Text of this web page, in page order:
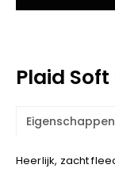
Premier
Projob
Result
Safety
Shugon
Plaid
Eigenschappen
Heerlijk, zacht